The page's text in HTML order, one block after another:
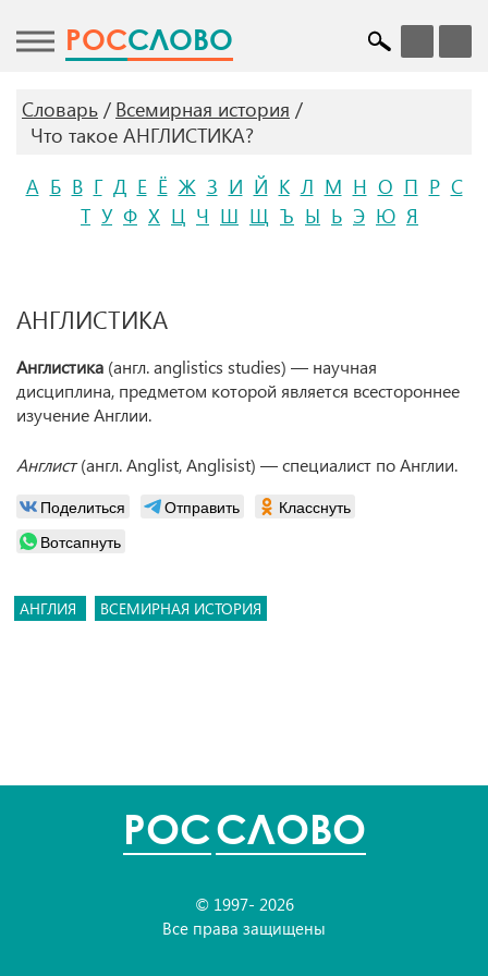
POCСЛОВО
Словарь
Всемирная история
Что такое АНГЛИСТИКА?
А Б В Г Д Е Ё Ж З И Й К Л М Н О П Р С
Т У Ф Х Ц Ч Ш Щ Ъ Ы Ь Э Ю Я
АНГЛИСТИКА
Англистика (англ. anglistics studies) — научная
дисциплина, предметом которой является всестороннее
изучение Англии.
Англист(англ. Anglist, Anglisist) — специалист по Англии.
Поделиться Отправить
Класснуть
Вотсапнуть
АНГЛИЯ ВСЕМИРНАЯ ИСТОРИЯ
POCСЛОВО
© 1997- 2026
Все права защищены